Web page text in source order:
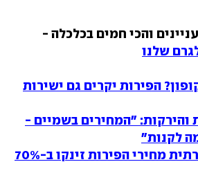
והכי חמים בכלכלה -
שלנו
הפירות יקרים גם ישירות
והירקות: "המחירים בשמיים -
לקנות"
מחירי הפירות זינקו ב-70%